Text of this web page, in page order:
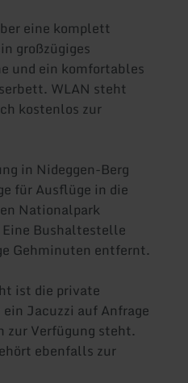
eine komplett
großzügiges
und ein komfortables
WLAN steht
kostenlos zur
in Nideggen-Berg
für Ausflüge in die
Nationalpark
Bushaltestelle
Gehminuten entfernt.
ist die private
Jacuzzi auf Anfrage
zur Verfügung steht.
ebenfalls zur